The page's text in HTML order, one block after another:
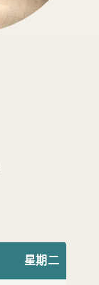
星期二